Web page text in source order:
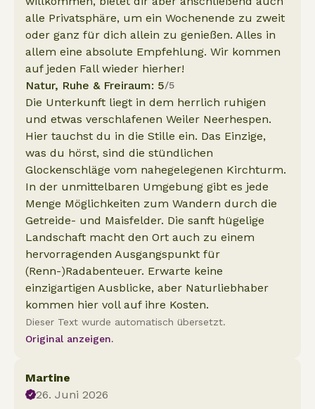
alle Privatsphäre, um ein Wochenende zu zweit
oder ganz für dich allein zu genießen. Alles in
allem eine absolute Empfehlung. Wir kommen
auf jeden Fall wieder hierher!
Natur, Ruhe & Freiraum: 5/5
Die Unterkunft liegt in dem herrlich ruhigen
und etwas verschlafenen Weiler Neerhespen.
Hier tauchst du in die Stille ein. Das Einzige,
was du hörst, sind die stündlichen
Glockenschläge vom nahegelegenen Kirchturm.
In der unmittelbaren Umgebung gibt es jede
Menge Möglichkeiten zum Wandern durch die
Getreide- und Maisfelder. Die sanft hügelige
Landschaft macht den Ort auch zu einem
hervorragenden Ausgangspunkt für
(Renn-)Radabenteuer. Erwarte keine
einzigartigen Ausblicke, aber Naturliebhaber
kommen hier voll auf ihre Kosten.
Dieser Text wurde automatisch übersetzt.
Original anzeigen.
Martine
26. Juni 2026